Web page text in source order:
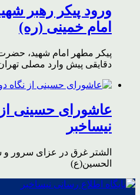
ورود پیکر رهبر
امام خمینی (ره)
پیکر مطهر امام شهید،‌
دقایقی پیش وارد مصلی
عاشورای حسینی از
نیساخبر
الشتر غرق در عزای سرور و
الحسین(ع)